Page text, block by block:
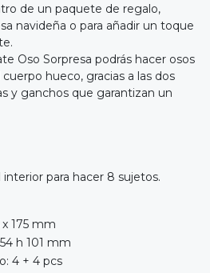
de un paquete de regalo,
navideña o para añadir un toque
Oso Sorpresa podrás hacer osos
hueco, gracias a las dos
y ganchos que garantizan un
para hacer 8 sujetos.
175 mm
h 101 mm
4 + 4 pcs